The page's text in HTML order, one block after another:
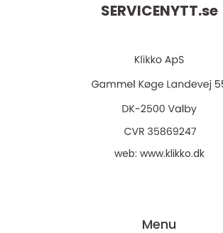
SERVICENYTT.se
web: www.klikko.dk
Menu